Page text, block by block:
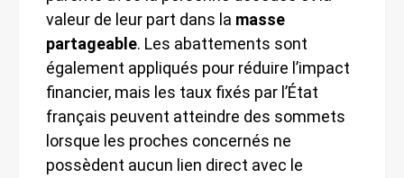
valeur de leur part dans la masse
partageable. Les abattements sont
également appliqués pour réduire l’impact
financier, mais les taux fixés par l’État
français peuvent atteindre des sommets
lorsque les proches concernés ne
possèdent aucun lien direct avec le